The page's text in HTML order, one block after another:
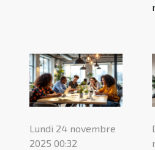
Lundi 24 novembre
2025 00:32